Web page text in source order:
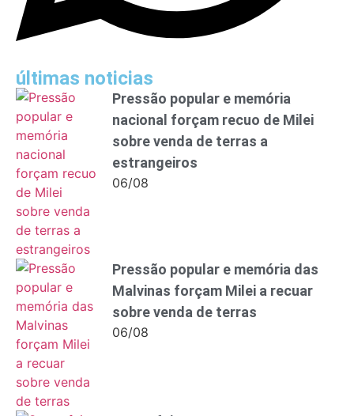
últimas noticias
Pressão popular e memória
nacional forçam recuo de Milei
sobre venda de terras a
estrangeiros
06/08
Pressão popular e memória das
Malvinas forçam Milei a recuar
sobre venda de terras
06/08